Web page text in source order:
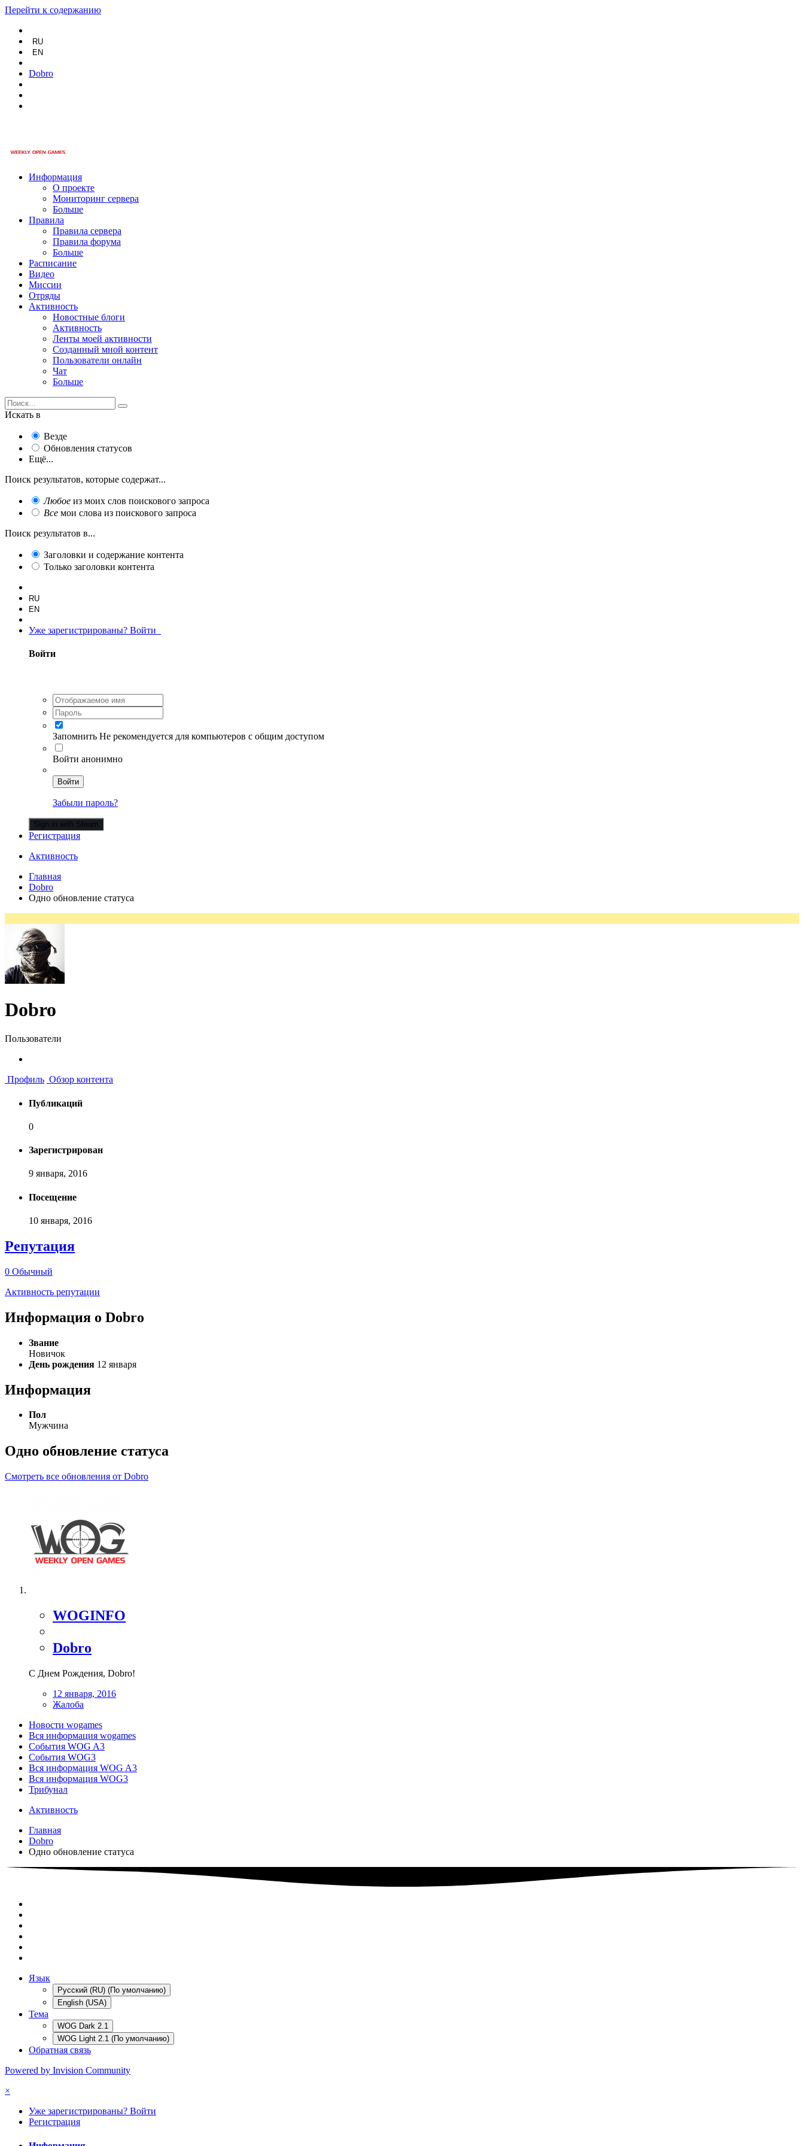
Перейти к содержанию
RU
EN
Dobro
Информация
О проекте
Мониторинг сервера
Больше
Правила
Правила сервера
Правила форума
Больше
Расписание
Видео
Миссии
Отряды
Активность
Новостные блоги
Активность
Ленты моей активности
Созданный мной контент
Пользователи онлайн
Чат
Больше
Искать в
Везде
Обновления статусов
Ещё...
Поиск результатов, которые содержат...
Любое из моих слов поискового запроса
Все мои слова из поискового запроса
Поиск результатов в...
Заголовки и содержание контента
Только заголовки контента
RU
EN
Уже зарегистрированы? Войти
Войти
Запомнить Не рекомендуется для компьютеров с общим доступом
Войти анонимно
Войти
Забыли пароль?
Sign in with Steam
Регистрация
Активность
Главная
Dobro
Одно обновление статуса
Dobro
Пользователи
Профиль Обзор контента
Публикаций
0
Зарегистрирован
9 января, 2016
Посещение
10 января, 2016
Репутация
0 Обычный
Активность репутации
Информация о Dobro
Звание
Новичок
День рождения 12 января
Информация
Пол
Мужчина
Одно обновление статуса
Смотреть все обновления от Dobro
WOGINFO
Dobro
С Днем Рождения, Dobro!
12 января, 2016
Жалоба
Новости wogames
Вся информация wogames
События WOG A3
События WOG3
Вся информация WOG A3
Вся информация WOG3
Трибунал
Активность
Главная
Dobro
Одно обновление статуса
Язык
Русский (RU) (По умолчанию)
English (USA)
Тема
WOG Dark 2.1
WOG Light 2.1 (По умолчанию)
Обратная связь
Powered by Invision Community
×
Уже зарегистрированы? Войти
Регистрация